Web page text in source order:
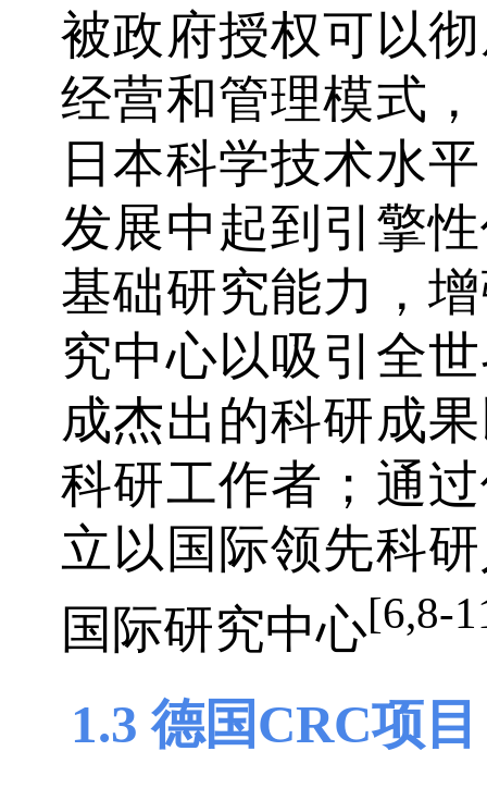
被政府授权可以
经营和管理模式
日本科学技术水
发展中起到引擎
基础研究能力，
究中心以吸引全
成杰出的科研成
科研工作者；通
立以国际领先科
国际研究中心[6,8-
1.3 德国CRC项目